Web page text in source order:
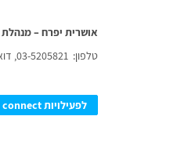
אושרית יפרח – מנהלת
טלפון: 03-5205821, דוא”ל:
לפעילויות AEAI connect הקליקו כאן